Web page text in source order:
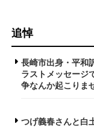
追悼
長崎市出身・平和
ラストメッセー
争なんか起こりま
つげ義春さんと